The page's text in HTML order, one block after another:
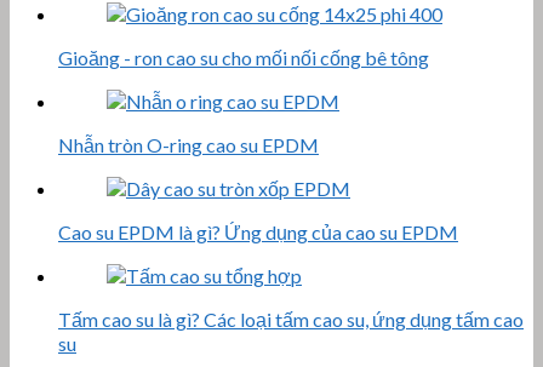
Gioăng - ron cao su cho mối nối cống bê tông
Nhẫn tròn O-ring cao su EPDM
Cao su EPDM là gì? Ứng dụng của cao su EPDM
Tấm cao su là gì? Các loại tấm cao su, ứng dụng tấm cao
su